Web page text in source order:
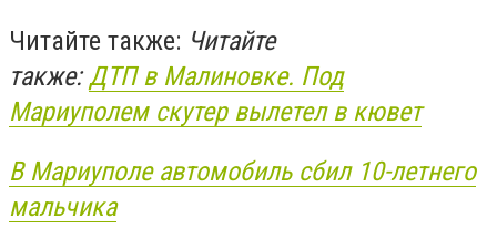
Читайте также: Читайте
также:ДТП в Малиновке. Под
Мариуполем скутер вылетел в кювет
В Мариуполе автомобиль сбил 10-летнего
мальчика